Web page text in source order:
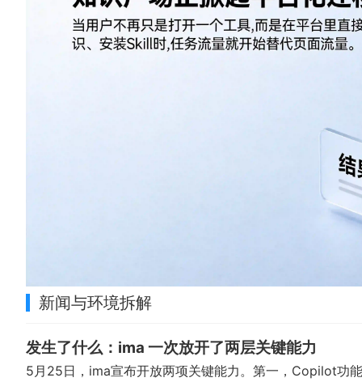
新闻与环境拆解
发生了什么：ima 一次放开了两层关键能力
5月25日，ima宣布开放两项关键能力。第一，Copilot功